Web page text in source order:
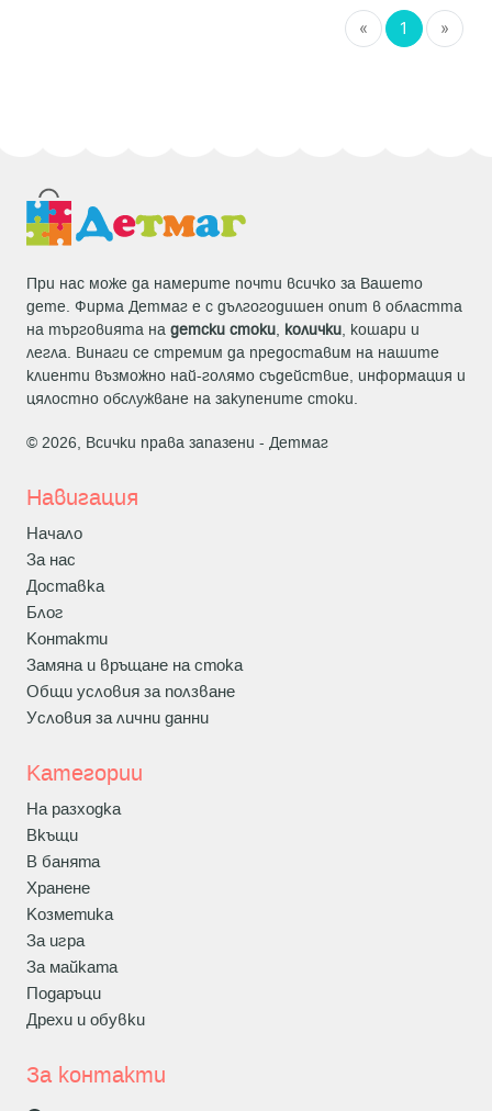
« 1 »
При нас може да намерите почти всичко за Вашето
дете. Фирма Детмаг е с дългогодишен опит в областта
на търговията на детски стоки, колички, кошари и
легла. Винаги се стремим да предоставим на нашите
клиенти възможно най-голямо съдействие, информация и
цялостно обслужване на закупените стоки.
© 2026, Всички права запазени - Детмаг
Навигация
Начало
За нас
Доставка
Блог
Контакти
Замяна и връщане на стока
Общи условия за ползване
Условия за лични данни
Категории
На разходка
Вкъщи
В банята
Хранене
Козметика
За игра
За майката
Подаръци
Дрехи и обувки
За контакти